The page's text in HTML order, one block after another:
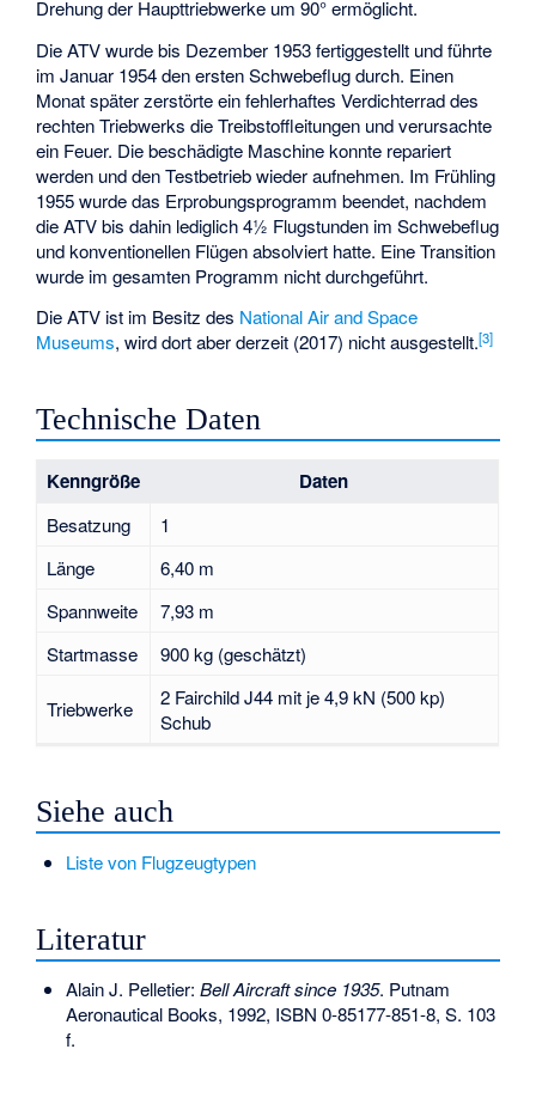
Drehung der Haupttriebwerke um 90° ermöglicht.
Die ATV wurde bis Dezember 1953 fertiggestellt und führte
im Januar 1954 den ersten Schwebeflug durch. Einen
Monat später zerstörte ein fehlerhaftes Verdichterrad des
rechten Triebwerks die Treibstoffleitungen und verursachte
ein Feuer. Die beschädigte Maschine konnte repariert
werden und den Testbetrieb wieder aufnehmen. Im Frühling
1955 wurde das Erprobungsprogramm beendet, nachdem
die ATV bis dahin lediglich 4½ Flugstunden im Schwebeflug
und konventionellen Flügen absolviert hatte. Eine Transition
wurde im gesamten Programm nicht durchgeführt.
Die ATV ist im Besitz des National Air and Space
Museums, wird dort aber derzeit (2017) nicht ausgestellt.[3]
Technische Daten
Kenngröße Daten
Besatzung
1
Länge
6,40 m
Spannweite
7,93 m
Startmasse
900 kg (geschätzt)
Triebwerke 2 Fairchild J44mit je 4,9 kN (500 kp)
Schub
Siehe auch
Liste von Flugzeugtypen
Literatur
Alain J. Pelletier: Bell Aircraft since 1935. Putnam
Aeronautical Books, 1992, ISBN 0-85177-851-8, S. 103
f.